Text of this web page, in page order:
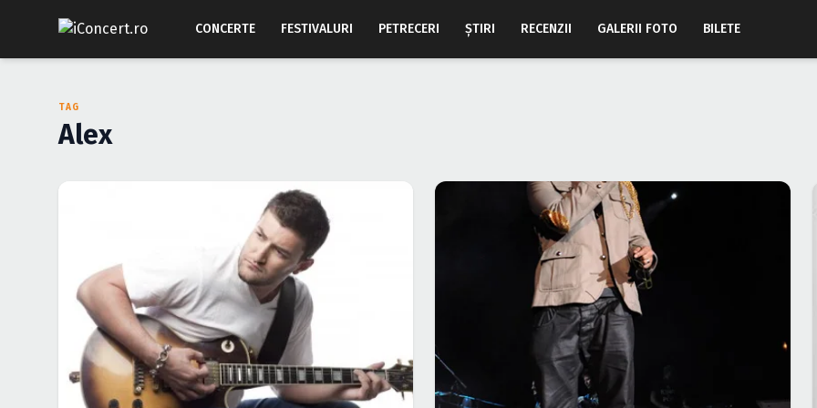
CONCERTE FESTIVALURI PETRECERI ŞTIRI RECENZII GALERII FOTO BILETE
TAG
Alex